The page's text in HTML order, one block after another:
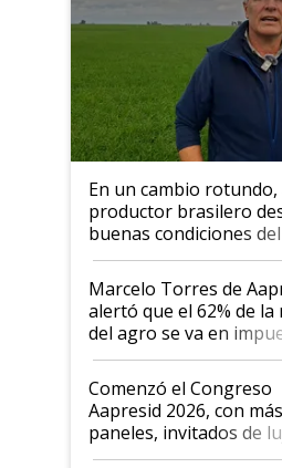
En un cambio
productor brasilero
buenas condiciones
argentino para
más motivados"
Marcelo Torres de
alertó que el 62% de la
del agro se va en
"No es bueno que en
Argentina se sigan
las mismas cosas de
años"
Comenzó el Congreso
Aapresid 2026, con
paneles, invitados de
todas las tendencias